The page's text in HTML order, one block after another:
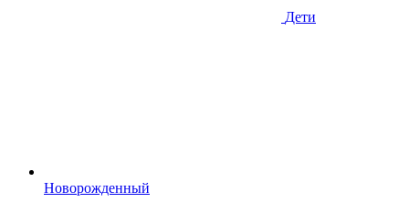
Дети
Новорожденный